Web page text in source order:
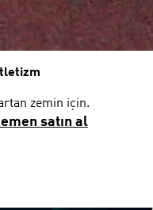
zemin için.
satın al